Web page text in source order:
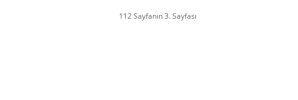
112 Sayfanın 3. Sayfası